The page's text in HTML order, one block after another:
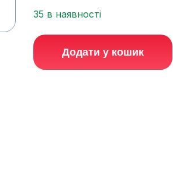
35 в наявності
Додати у кошик